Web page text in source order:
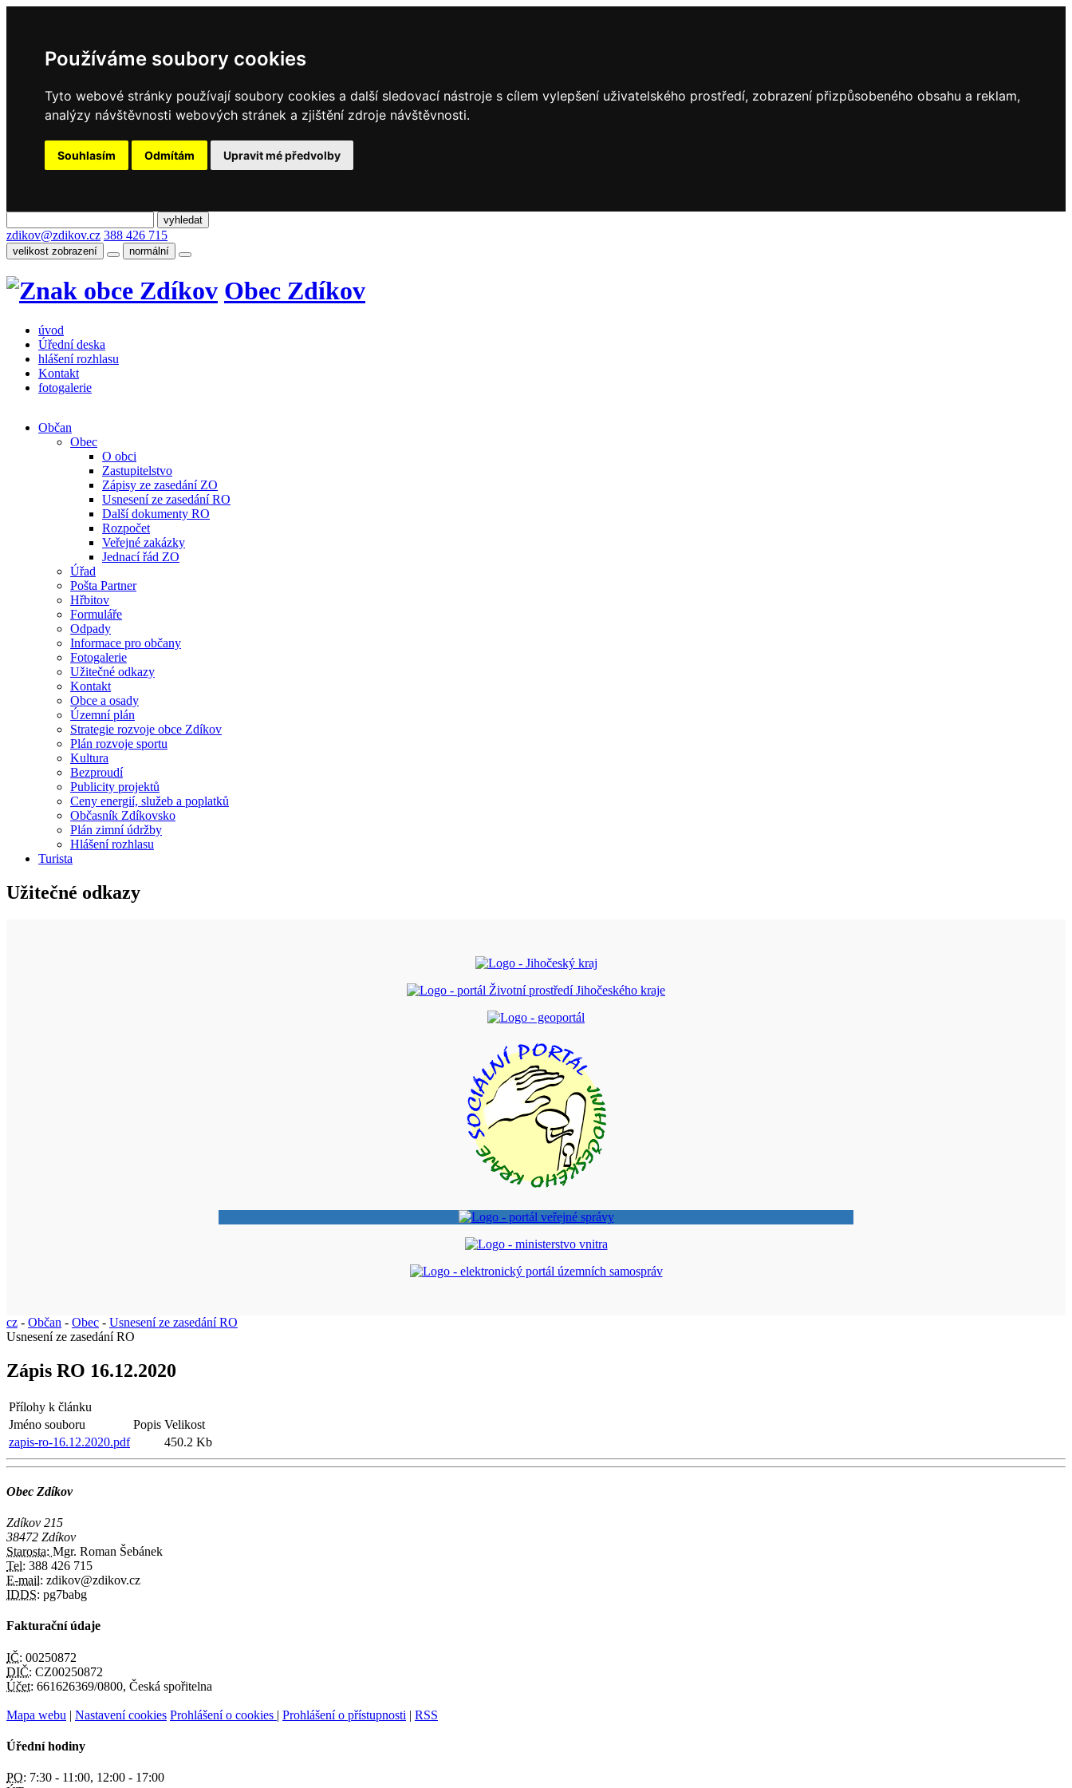
Používáme soubory cookies
Tyto webové stránky používají soubory cookies a další sledovací nástroje s cílem vylepšení uživatelského prostředí, zobrazení přizpůsobeného obsahu a reklam,
analýzy návštěvnosti webových stránek a zjištění zdroje návštěvnosti.
Souhlasím Odmítám Upravit mé předvolby
zdikov@zdikov.cz 388 426 715
velikost zobrazení normální
Obec Zdíkov
úvod
Úřední deska
hlášení rozhlasu
Kontakt
fotogalerie
Občan
Obec
O obci
Zastupitelstvo
Zápisy ze zasedání ZO
Usnesení ze zasedání RO
Další dokumenty RO
Rozpočet
Veřejné zakázky
Jednací řád ZO
Úřad
Pošta Partner
Hřbitov
Formuláře
Odpady
Informace pro občany
Fotogalerie
Užitečné odkazy
Kontakt
Obce a osady
Územní plán
Strategie rozvoje obce Zdíkov
Plán rozvoje sportu
Kultura
Bezproudí
Publicity projektů
Ceny energií, služeb a poplatků
Občasník Zdíkovsko
Plán zimní údržby
Hlášení rozhlasu
Turista
Užitečné odkazy
cz - Občan - Obec - Usnesení ze zasedání RO
Usnesení ze zasedání RO
Zápis RO 16.12.2020
Přílohy k článku
Jméno souboru
Popis Velikost
zapis-ro-16.12.2020.pdf
450.2 Kb
Obec Zdíkov
Zdíkov 215
38472 Zdíkov
Starosta: Mgr. Roman Šebánek
Tel: 388 426 715
E-mail: zdikov@zdikov.cz
IDDS: pg7babg
Fakturační údaje
IČ: 00250872
DIČ: CZ00250872
Účet: 661626369/0800, Česká spořitelna
Mapa webu | Nastavení cookies Prohlášení o cookies | Prohlášení o přístupnosti | RSS
Úřední hodiny
PO: 7:30 - 11:00, 12:00 - 17:00